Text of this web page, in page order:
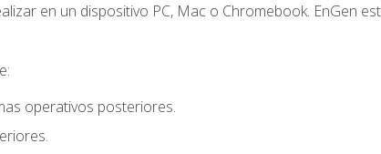
en un dispositivo PC, Mac o Chromebook. EnGen
operativos posteriores.